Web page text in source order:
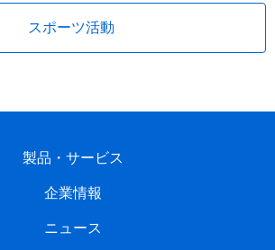
スポーツ活動
製品・サービス
企業情報
ニュース